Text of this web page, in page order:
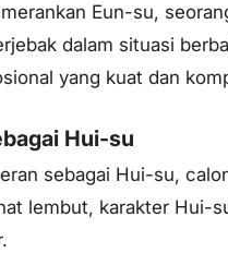
Eun-su,
dalam situasi
yang kuat dan
Hui-su
sebagai Hui-su,
lembut, karakter Hui-